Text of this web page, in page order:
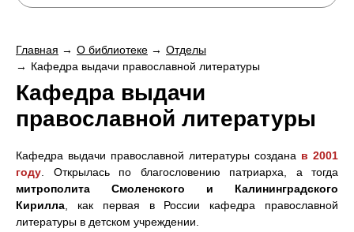
Главная О библиотеке
Отделы
Кафедра выдачи православной литературы
Кафедра выдачи
православной литературы
Кафедра выдачи православной литературы создана в 2001
году . Открылась по благословению патриарха, а тогда
митрополита Смоленского и Калининградского
Кирилла , как первая в России кафедра православной
литературы в детском учреждении.